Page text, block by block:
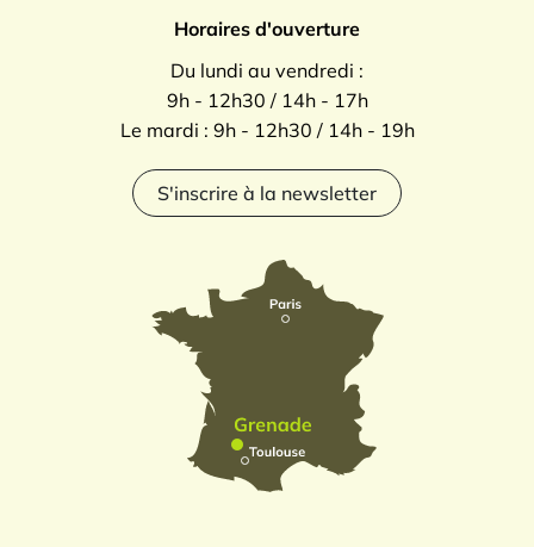
Horaires d'ouverture
Du lundi au vendredi :
9h - 12h30 / 14h - 17h
Le mardi : 9h - 12h30 / 14h - 19h
S'inscrire à la newsletter